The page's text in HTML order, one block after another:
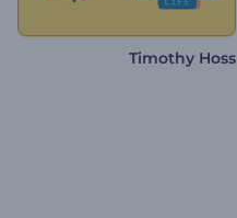
Timothy Hoss